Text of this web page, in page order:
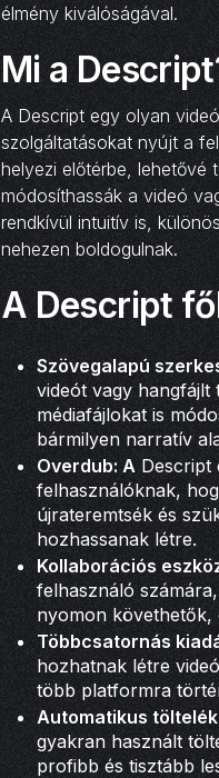
élmény kiválóságával.
Mi a
A Descript egy olyan
szolgáltatásokat nyújt a
helyezi előtérbe, lehetővé
módosíthassák a videó
rendkívül intuitív is,
nehezen boldogulnak.
A Descript
Szövegalapú
videót vagy hangfájlt
médiafájlokat is
bármilyen narratív
Overdub: A Descript
felhasználóknak,
újrateremtsék és
hozhassanak létre.
Kollaborációs
felhasználó
nyomon követhetők,
Többcsatornás
hozhatnak létre
több platformra
Automatikus
gyakran használt
profibb és tisztább